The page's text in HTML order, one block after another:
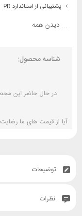
پشتیبانی از استاندارد PD
... دیدن همه
شناسه محصول:
در حال حاضر این
آیا از قیمت های ما رضایت
توضیحات
نظرات